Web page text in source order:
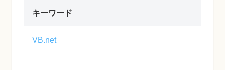
キーワード
VB.net